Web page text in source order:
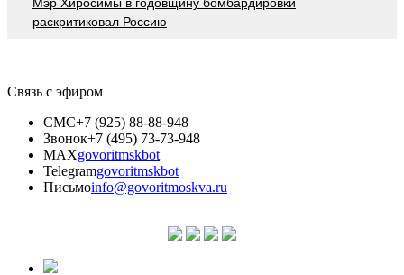
раскритиковал Россию
Связь с эфиром
СМС+7 (925) 88-88-948
Звонок+7 (495) 73-73-948
MAXgovoritmskbot
Telegramgovoritmskbot
Письмоinfo@govoritmoskva.ru